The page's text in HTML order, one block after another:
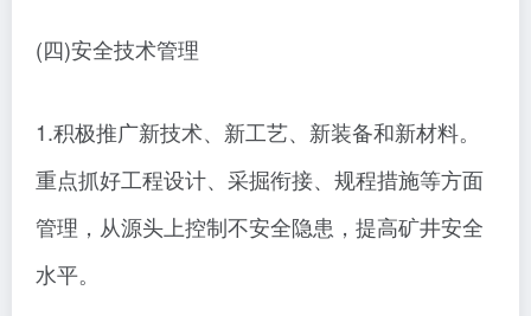
(四)安全技术管理
1.积极推广新技术、新工艺、新装备和新材料。
重点抓好工程设计、采掘衔接、规程措施等方面
管理，从源头上控制不安全隐患，提高矿井安全
水平。